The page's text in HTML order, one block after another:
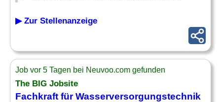
▶ Zur Stellenanzeige
Job vor 5 Tagen bei Neuvoo.com gefunden
The BIG Jobsite
Fachkraft fürWasserversorgungstechnik